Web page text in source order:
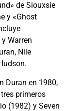
de Siouxsie
y «Ghost
Warren
Nile
Duran en 1980,
primeros
(1982) y Seven